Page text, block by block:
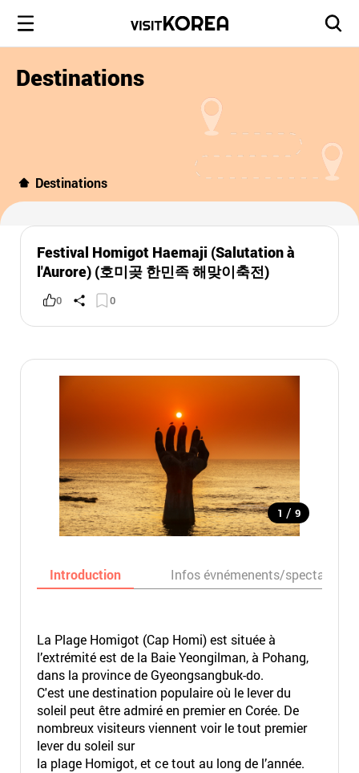
Destinations
Destinations
Festival Homigot Haemaji (Salutation à
l'Aurore) (호미곶 한민족 해맞이축전)
0 0
1 / 9
Introduction Infos évnémenents/spectacles
La Plage Homigot (Cap Homi) est située à
l’extrémité est de la Baie Yeongilman, à Pohang,
dans la province de Gyeongsangbuk-do.
C'est une destination populaire où le lever du
soleil peut être admiré en premier en Corée. De
nombreux visiteurs viennent voir le tout premier
lever du soleil sur
la plage Homigot, et ce tout au long de l’année.